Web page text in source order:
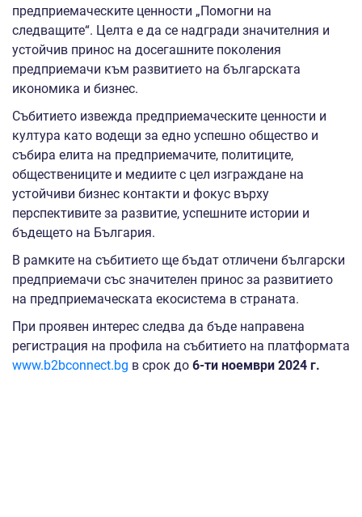
предприемаческите ценности „Помогни на
следващите“. Целта е да се надгради значителния и
устойчив принос на досегашните поколения
предприемачи към развитието на българската
икономика и бизнес.
Събитието извежда предприемаческите ценности и
култура като водещи за едно успешно общество и
събира елита на предприемачите, политиците,
обществениците и медиите с цел изграждане на
устойчиви бизнес контакти и фокус върху
перспективите за развитие, успешните истории и
бъдещето на България.
В рамките на събитието ще бъдат отличени български
предприемачи със значителен принос за развитието
на предприемаческата екосистема в страната.
При проявен интерес следва да бъде направена
регистрация на профила на събитието на платформата
www.b2bconnect.bg в срок до 6-ти ноември 2024 г.